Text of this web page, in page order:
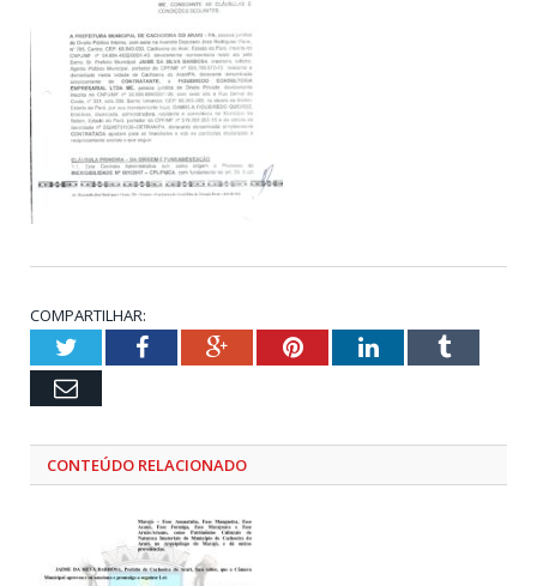
COMPARTILHAR:
TwitterFacebookGoogle+PinterestLinkedInTumblr
Email
CONTEÚDO RELACIONADO